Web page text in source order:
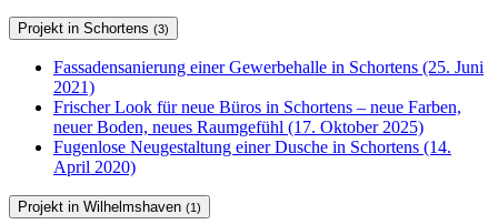
Projekt in Schortens (3)
Fassadensanierung einer Gewerbehalle in Schortens (25. Juni
2021)
Frischer Look für neue Büros in Schortens – neue Farben,
neuer Boden, neues Raumgefühl (17. Oktober 2025)
Fugenlose Neugestaltung einer Dusche in Schortens (14.
April 2020)
Projekt in Wilhelmshaven (1)